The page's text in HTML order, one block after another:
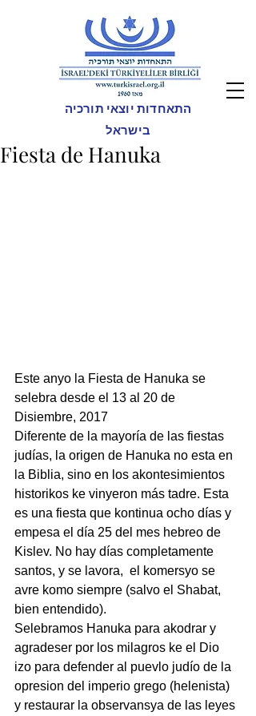
התאחדות יוצאי תורכיה
בישראל
Fiesta de Hanuka
Este anyo la Fiesta de Hanuka se
selebra desde el 13 al 20 de
Disiembre, 2017
Diferente de la mayoría de las fiestas
judías, la origen de Hanuka no esta en
la Biblia, sino en los akontesimientos
historikos ke vinyeron más tadre. Esta
es una fiesta que kontinua ocho días y
empesa el día 25 del mes hebreo de
Kislev. No hay días completamente
santos, y se lavora,  el komersyo se
avre komo siempre (salvo el Shabat,
bien entendido).
Selebramos Hanuka para akodrar y
agradeser por los milagros ke el Dio
izo para defender al puevlo judío de la
opresion del imperio grego (helenista)
y restaurar la observansya de las leyes